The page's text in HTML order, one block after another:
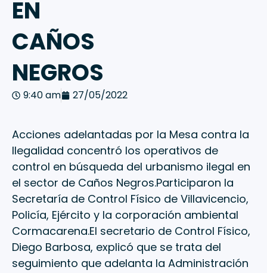
EN
CAÑOS
NEGROS
9:40 am 27/05/2022
Acciones adelantadas por la Mesa contra la
Ilegalidad concentró los operativos de
control en búsqueda del urbanismo ilegal en
el sector de Caños Negros.Participaron la
Secretaría de Control Físico de Villavicencio,
Policía, Ejército y la corporación ambiental
Cormacarena.El secretario de Control Físico,
Diego Barbosa, explicó que se trata del
seguimiento que adelanta la Administración